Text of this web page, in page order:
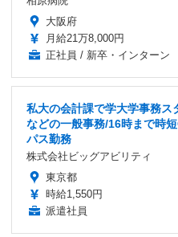
大阪府
月給21万8,000円
正社員 / 新卒・インターン
私大の会計課で学大学事務ス
などの一般事務/16時まで時
パス勤務
株式会社ビッグアビリティ
東京都
時給1,550円
派遣社員